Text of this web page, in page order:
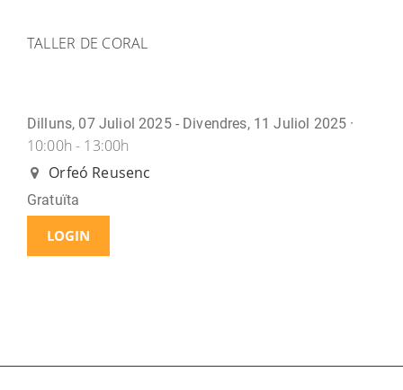
TALLER DE CORAL
Dilluns, 07 Juliol 2025 - Divendres, 11 Juliol 2025 ·
10:00h - 13:00h
Orfeó Reusenc
Gratuïta
LOGIN